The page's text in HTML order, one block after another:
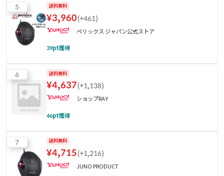
5 送料無料
¥3,960(+461)
ペリックス ジャパン公式ストア
39pt獲得
6 送料無料
¥4,637(+1,138)
ショップRAY
46pt獲得
7 送料無料
¥4,715(+1,216)
JUNO PRODUCT